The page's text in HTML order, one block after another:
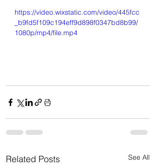
https://video.wixstatic.com/video/445fcc
_b9fd5f109c194eff9d898f0347bd8b99/
1080p/mp4/file.mp4
Related Posts See All